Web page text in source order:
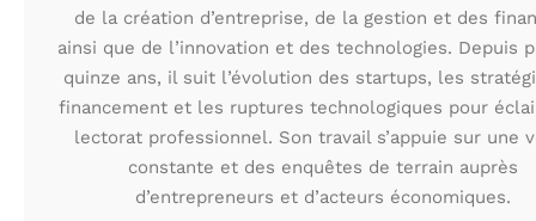
de la création d’entreprise, de la gestion et des
ainsi que de l’innovation et des technologies. Depuis
quinze ans, il suit l’évolution des startups, les
financement et les ruptures technologiques pour
lectorat professionnel. Son travail s’appuie sur une
constante et des enquêtes de terrain auprès
d’entrepreneurs et d’acteurs économiques.